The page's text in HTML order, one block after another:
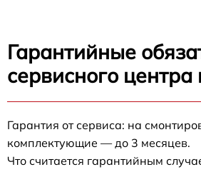
Гарантийные
сервисного
Гарантия от сервиса: на
комплектующие — до 3 месяцев.
Что считается гарантийным